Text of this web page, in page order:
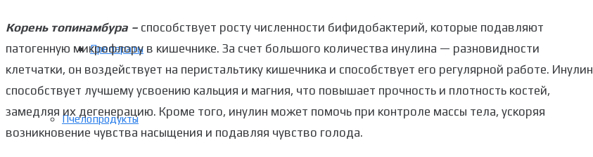
Препараты
Пчелопродукты
Корень топинамбура – способствует росту численности бифидобактерий, которые подавляют
патогенную микрофлору в кишечнике. За счет большого количества инулина — разновидности
клетчатки, он воздействует на перистальтику кишечника и способствует его регулярной работе. Инулин
способствует лучшему усвоению кальция и магния, что повышает прочность и плотность костей,
замедляя их дегенерацию. Кроме того, инулин может помочь при контроле массы тела, ускоряя
возникновение чувства насыщения и подавляя чувство голода.